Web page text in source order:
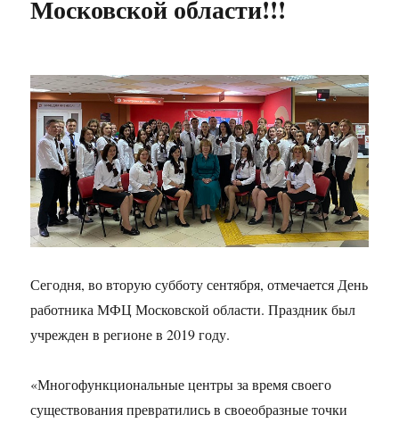
Московской области!!!
Сегодня, во вторую субботу сентября, отмечается День
работника МФЦ Московской области. Праздник был
учрежден в регионе в 2019 году.
«Многофункциональные центры за время своего
существования превратились в своеобразные точки